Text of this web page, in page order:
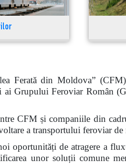
Ferată din Moldova”
Grupului Feroviar Român
CFM și companiile din
a transportului feroviar
oportunități de atragere a
unor soluții comune